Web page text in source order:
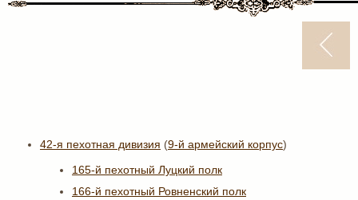
42-я пехотная дивизия (9-й армейский корпус)
165-й пехотный Луцкий полк
166-й пехотный Ровненский полк